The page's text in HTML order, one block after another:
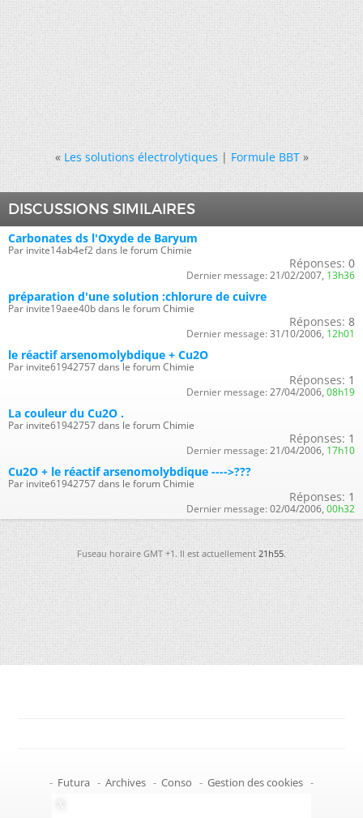
« Les solutions électrolytiques|Formule BBT »
DISCUSSIONS SIMILAIRES
Carbonates ds l'Oxyde de Baryum
Par invite14ab4ef2 dans le forum Chimie
Réponses: 0
Dernier message: 21/02/2007, 13h36
préparation d'une solution :chlorure de cuivre
Par invite19aee40b dans le forum Chimie
Réponses: 8
Dernier message: 31/10/2006, 12h01
le réactif arsenomolybdique + Cu2O
Par invite61942757 dans le forum Chimie
Réponses: 1
Dernier message: 27/04/2006, 08h19
La couleur du Cu2O .
Par invite61942757 dans le forum Chimie
Réponses: 1
Dernier message: 21/04/2006, 17h10
Cu2O + le réactif arsenomolybdique ---->???
Par invite61942757 dans le forum Chimie
Réponses: 1
Dernier message: 02/04/2006, 00h32
Fuseau horaire GMT +1. Il est actuellement21h55.
- Futura - Archives - Conso - Gestion des cookies -